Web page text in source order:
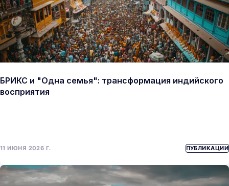
БРИКС и "Одна семья": трансформация индийского
восприятия
11 ИЮНЯ 2026 Г. ПУБЛИКАЦИИ